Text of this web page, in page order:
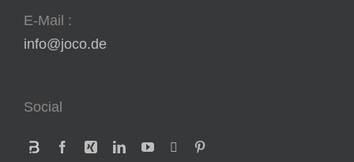
E-Mail :
info@joco.de
Social